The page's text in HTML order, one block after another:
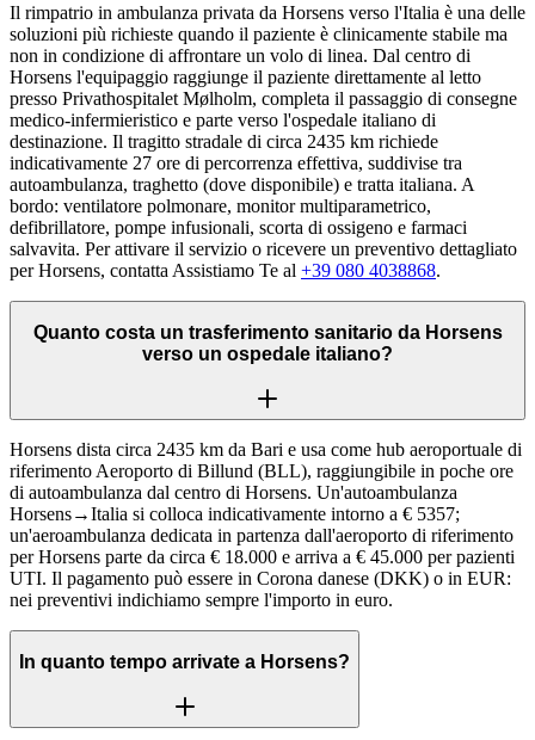
Il rimpatrio in ambulanza privata da Horsens verso l'Italia è una delle
soluzioni più richieste quando il paziente è clinicamente stabile ma
non in condizione di affrontare un volo di linea. Dal centro di
Horsens l'equipaggio raggiunge il paziente direttamente al letto
presso Privathospitalet Mølholm, completa il passaggio di consegne
medico-infermieristico e parte verso l'ospedale italiano di
destinazione. Il tragitto stradale di circa 2435 km richiede
indicativamente 27 ore di percorrenza effettiva, suddivise tra
autoambulanza, traghetto (dove disponibile) e tratta italiana. A
bordo: ventilatore polmonare, monitor multiparametrico,
defibrillatore, pompe infusionali, scorta di ossigeno e farmaci
salvavita. Per attivare il servizio o ricevere un preventivo dettagliato
per Horsens, contatta Assistiamo Te al +39 080 4038868.
Quanto costa un trasferimento sanitario da Horsens
verso un ospedale italiano?
Horsens dista circa 2435 km da Bari e usa come hub aeroportuale di
riferimento Aeroporto di Billund (BLL), raggiungibile in poche ore
di autoambulanza dal centro di Horsens. Un'autoambulanza
Horsens→Italia si colloca indicativamente intorno a € 5357;
un'aeroambulanza dedicata in partenza dall'aeroporto di riferimento
per Horsens parte da circa € 18.000 e arriva a € 45.000 per pazienti
UTI. Il pagamento può essere in Corona danese (DKK) o in EUR:
nei preventivi indichiamo sempre l'importo in euro.
In quanto tempo arrivate a Horsens?